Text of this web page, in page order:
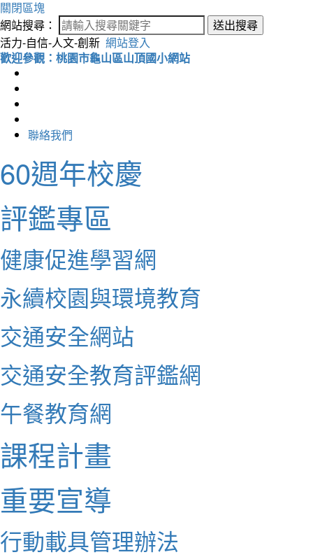
關閉區塊
網站搜尋：
送出搜尋
活力-自信-人文-創新 網站登入
歡迎參觀：桃園市龜山區山頂國小網站
聯絡我們
60週年校慶
評鑑專區
健康促進學習網
永續校園與環境教育
交通安全網站
交通安全教育評鑑網
午餐教育網
課程計畫
重要宣導
行動載具管理辦法